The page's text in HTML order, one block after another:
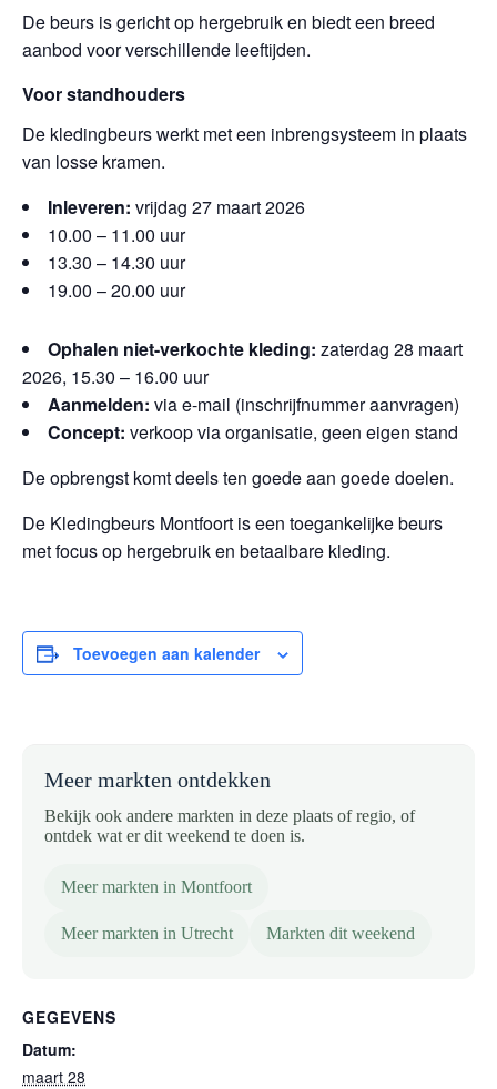
De beurs is gericht op hergebruik en biedt een breed
aanbod voor verschillende leeftijden.
Voor standhouders
De kledingbeurs werkt met een inbrengsysteem in plaats
van losse kramen.
Inleveren: vrijdag 27 maart 2026
10.00 – 11.00 uur
13.30 – 14.30 uur
19.00 – 20.00 uur
Ophalen niet-verkochte kleding: zaterdag 28 maart
2026, 15.30 – 16.00 uur
Aanmelden: via e-mail (inschrijfnummer aanvragen)
Concept: verkoop via organisatie, geen eigen stand
De opbrengst komt deels ten goede aan goede doelen.
De Kledingbeurs Montfoort is een toegankelijke beurs
met focus op hergebruik en betaalbare kleding.
Toevoegen aan kalender
Meer markten ontdekken
Bekijk ook andere markten in deze plaats of regio, of
ontdek wat er dit weekend te doen is.
Meer markten in Montfoort
Meer markten in Utrecht Markten dit weekend
GEGEVENS
Datum:
maart 28